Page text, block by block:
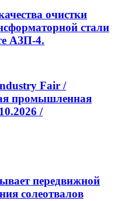
очистки
стали
АЗП-4.
Fair /
промышленная
/
передвижной
солеотвалов